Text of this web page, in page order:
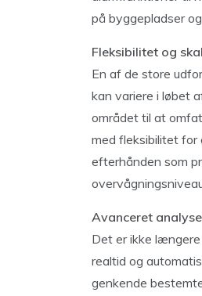
på byggepladser
Fleksibilitet og
En af de store
kan variere i løbet
området til at
med fleksibilitet for
efterhånden som
Avanceret
Det er ikke
realtid og
genkende